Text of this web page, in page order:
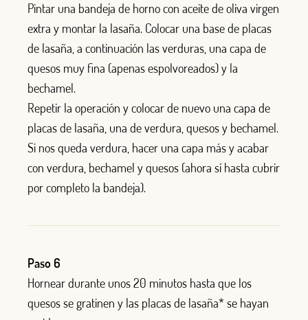
Pintar una bandeja de horno con aceite de oliva virgen
extra y montar la lasaña. Colocar una base de placas
de lasaña, a continuación las verduras, una capa de
quesos muy fina (apenas espolvoreados) y la
bechamel.
Repetir la operación y colocar de nuevo una capa de
placas de lasaña, una de verdura, quesos y bechamel.
Si nos queda verdura, hacer una capa más y acabar
con verdura, bechamel y quesos (ahora sí hasta cubrir
por completo la bandeja).
Paso 6
Hornear durante unos 20 minutos hasta que los
quesos se gratinen y las placas de lasaña* se hayan